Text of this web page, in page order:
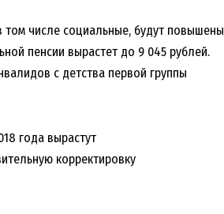
том числе социальные, будут повышены
пенсии вырастет до 9 045 рублей.
с детства первой группы
года вырастут
корректировку